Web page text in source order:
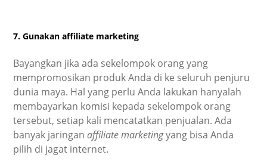
7. Gunakan affiliate marketing
Bayangkan jika ada sekelompok orang yang
mempromosikan produk Anda di ke seluruh penjuru
dunia maya. Hal yang perlu Anda lakukan hanyalah
membayarkan komisi kepada sekelompok orang
tersebut, setiap kali mencatatkan penjualan. Ada
banyak jaringan affiliate marketingyang bisa Anda
pilih di jagat internet.